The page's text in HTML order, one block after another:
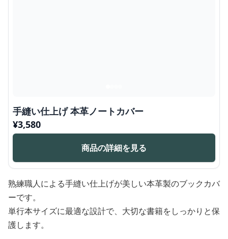
手縫い仕上げ 本革ノートカバー
¥3,580
商品の詳細を見る
熟練職人による手縫い仕上げが美しい本革製のブックカバ
ーです。
単行本サイズに最適な設計で、大切な書籍をしっかりと保
護します。